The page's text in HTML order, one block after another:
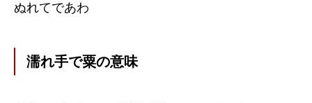
ぬれてであわ
濡れ手で粟の意味